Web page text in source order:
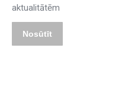
aktualitātēm